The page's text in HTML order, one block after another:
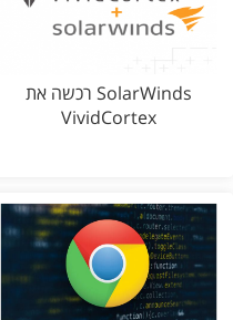
SolarWinds רכשה את
VividCortex